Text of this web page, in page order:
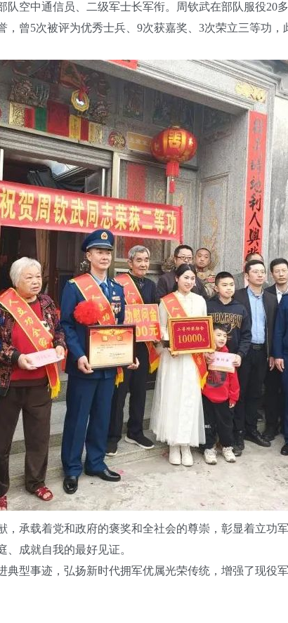
空中通信员、二级军士长军衔。周钦武在部队服役20
曾5次被评为优秀士兵、9次获嘉奖、3次荣立三等功
载着党和政府的褒奖和全社会的尊崇，彰显着立功军
成就自我的最好见证。
事迹，弘扬新时代拥军优属光荣传统，增强了现役